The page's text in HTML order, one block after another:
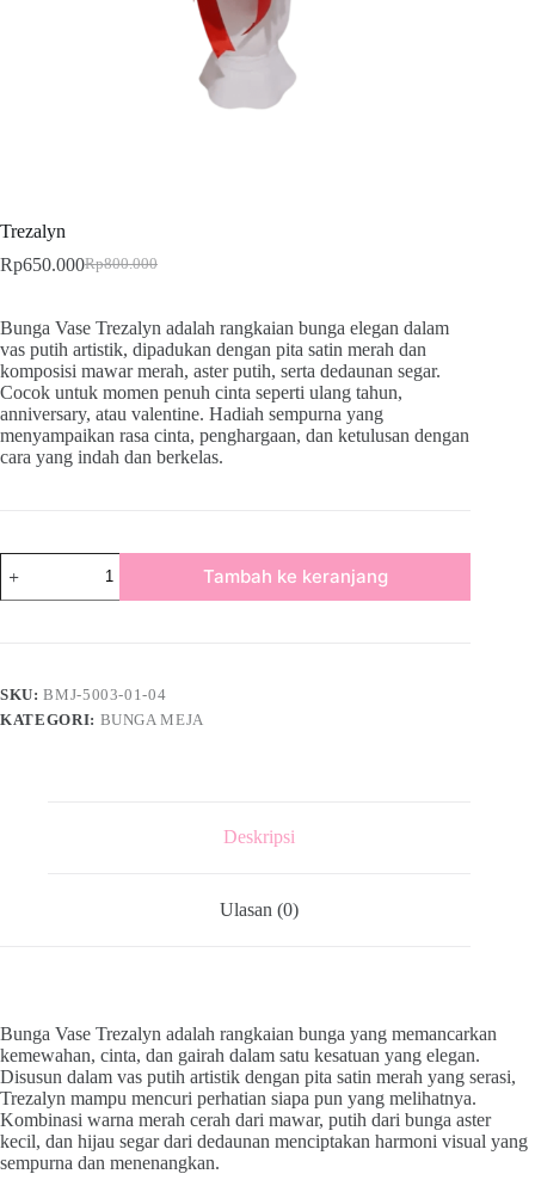
Trezalyn
Rp800.000
Rp650.000
Bunga Vase Trezalyn adalah rangkaian bunga elegan dalam
vas putih artistik, dipadukan dengan pita satin merah dan
komposisi mawar merah, aster putih, serta dedaunan segar.
Cocok untuk momen penuh cinta seperti ulang tahun,
anniversary, atau valentine. Hadiah sempurna yang
menyampaikan rasa cinta, penghargaan, dan ketulusan dengan
cara yang indah dan berkelas.
Tambah ke keranjang
SKU:BMJ-5003-01-04
KATEGORI: BUNGA MEJA
Deskripsi
Ulasan (0)
Bunga Vase Trezalyn adalah rangkaian bunga yang memancarkan
kemewahan, cinta, dan gairah dalam satu kesatuan yang elegan.
Disusun dalam vas putih artistik dengan pita satin merah yang serasi,
Trezalyn mampu mencuri perhatian siapa pun yang melihatnya.
Kombinasi warna merah cerah dari mawar, putih dari bunga aster
kecil, dan hijau segar dari dedaunan menciptakan harmoni visual yang
sempurna dan menenangkan.